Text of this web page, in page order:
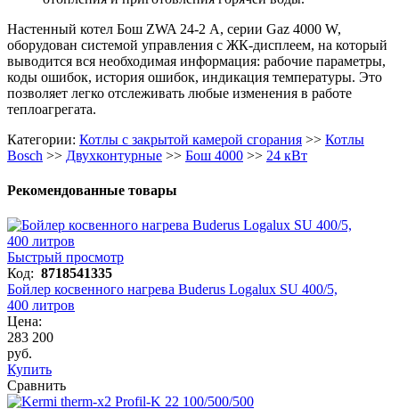
Настенный котел Бош ZWA 24-2 A, серии Gaz 4000 W,
оборудован системой управления с ЖК-дисплеем, на который
выводится вся необходимая информация: рабочие параметры,
коды ошибок, история ошибок, индикация температуры. Это
позволяет легко отслеживать любые изменения в работе
теплоагрегата.
Категории: Котлы с закрытой камерой сгорания >> Котлы
Bosch >> Двухконтурные >> Бош 4000 >> 24 кВт
Рекомендованные товары
Быстрый просмотр
Код: 8718541335
Бойлер косвенного нагрева Buderus Logalux SU 400/5,
400 литров
Цена:
283 200
руб.
Купить
Сравнить